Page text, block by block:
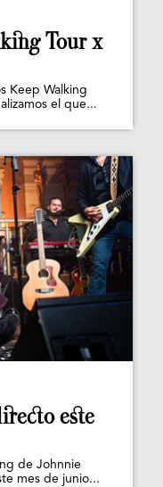
Tour x
Keep Walking
el que...
este
de Johnnie
mes de junio...